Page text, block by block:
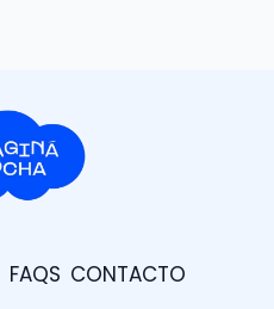
FAQS CONTACTO